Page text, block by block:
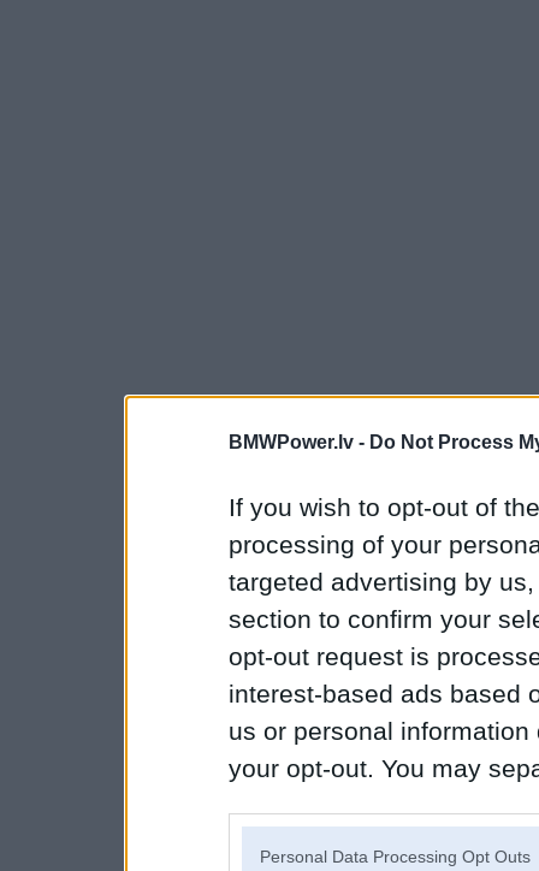
BMWPower.lv - Do Not Process
If you wish to opt-out of
processing of your
targeted advertising by
section to confirm your
opt-out request is
interest-based ads based
us or personal
your opt-out. You may
Personal Data Processing Opt Outs